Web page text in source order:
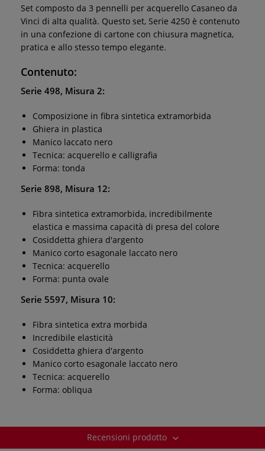
Set composto da 3 pennelli per acquerello Casaneo da
Vinci di alta qualità. Questo set, Serie 4250 è contenuto
in una confezione di cartone con chiusura magnetica,
pratica e allo stesso tempo elegante.
Contenuto:
Serie 498, Misura 2:
Composizione in fibra sintetica extramorbida
Ghiera in plastica
Manico laccato nero
Tecnica: acquerello e calligrafia
Forma: tonda
Serie 898, Misura 12:
Fibra sintetica extramorbida, incredibilmente
elastica e massima capacità di presa del colore
Cosiddetta ghiera d'argento
Manico corto esagonale laccato nero
Tecnica: acquerello
Forma: punta ovale
Serie 5597, Misura 10:
Fibra sintetica extra morbida
Incredibile elasticità
Cosiddetta ghiera d'argento
Manico corto esagonale laccato nero
Tecnica: acquerello
Forma: obliqua
Recensioni prodotto